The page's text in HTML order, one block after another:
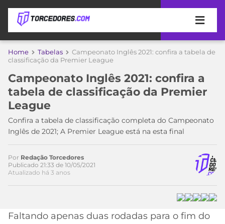
APOSTAS
DE
APOSTA
MELHORES
SITES
DE
APOSTAS
2026
BETBOOM
COPA
DO
MUNDO
TIMES
MEU
TIME
PALMEIRAS
CAMPEONATOS
SÉRIE
ESPORTIVA
Home Tabelas
Campeonato Inglês 2021: confira a tabela de
classificação da Premier League
Campeonato Inglês 2021: confira a
tabela de classificação da Premier
League
Confira a tabela de classificação completa do Campeonato
Inglês de 2021; A Premier League está na esta final
Por Redação Torcedores
Publicado 21:33 de 10/05/2021
Atualizado há 3 anos
Faltando apenas duas rodadas para o fim do